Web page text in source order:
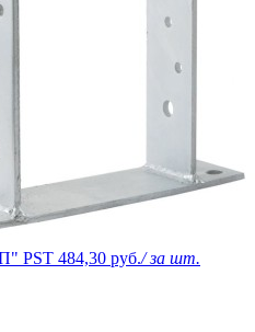
PST 484,30 руб./ за шт.